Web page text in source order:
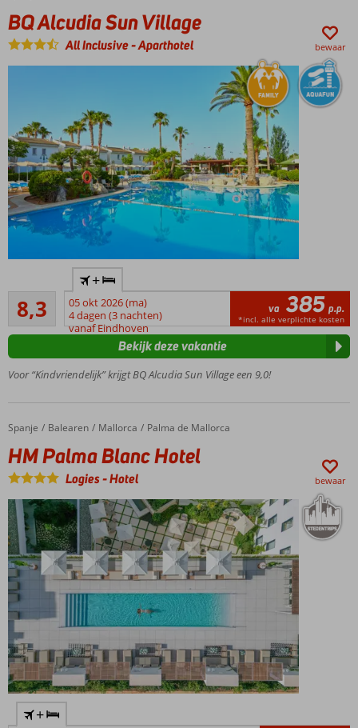
BQ Alcudia Sun Village
All Inclusive-Aparthotel bewaar
familiehotel
in Alcudia
Het strand
op
Dat is fijn: ook 2-
Sport,
spel
ook
nog
shows
in de
avond
8,3
Zeer goed
89
beoordelingen
+
05 okt 2026 (ma)
4 dagen (3 nachten)
vanaf Eindhoven
va 385 p.p.
*incl. alle verplichte kosten
Voor “Kindvriendelijk” krijgt BQ Alcudia Sun Village een 9,0!
Bekijk deze vakantie
Home
Spanje Balearen Mallorca Palma de Mallorca
HM Palma Blanc Hotel
HM Palma Blanc Hotel
Logies-Hotel bewaar
+